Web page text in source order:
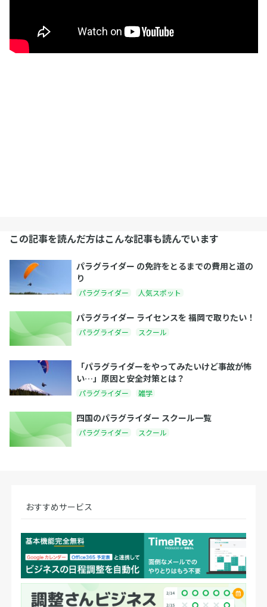
この記事を読んだ方はこんな記事も読んでいます
パラグライダー の免許をとるまでの費用と道の
り
パラグライダー 人気スポット
パラグライダー ライセンスを 福岡で取りたい！
パラグライダー スクール
「パラグライダーをやってみたいけど事故が怖
い…」原因と安全対策とは？
パラグライダー 雑学
四国のパラグライダー スクール一覧
パラグライダー スクール
おすすめサービス